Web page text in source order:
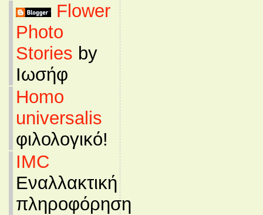
Flower
Photo
Stories by
Ιωσήφ
Homo
universalis
φιλολογικό!
IMC
Εναλλακτική
πληροφόρηση